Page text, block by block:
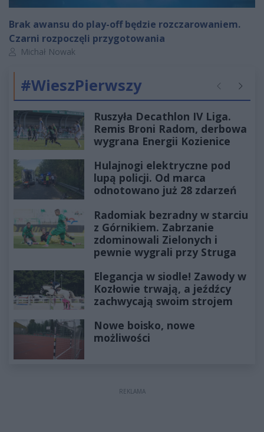
Brak awansu do play-off będzie rozczarowaniem.
Czarni rozpoczęli przygotowania
Autor artykułu:
Michał Nowak
#WieszPierwszy Poprzednie
Ruszyła Decathlon IV Liga.
Remis Broni Radom, derbowa
wygrana Energii Kozienice
Hulajnogi elektryczne pod
lupą policji. Od marca
odnotowano już 28 zdarzeń
Radomiak bezradny w starciu
z Górnikiem. Zabrzanie
zdominowali Zielonych i
pewnie wygrali przy Struga
Elegancja w siodle! Zawody w
Kozłowie trwają, a jeźdźcy
zachwycają swoim strojem
Nowe boisko, nowe
możliwości
REKLAMA